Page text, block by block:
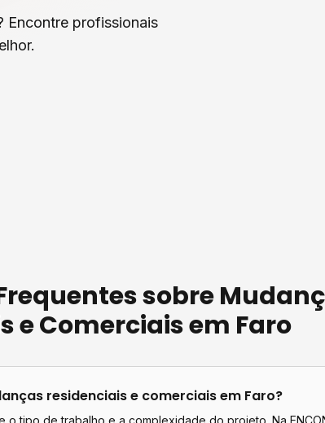
Encontre profissionais
sobre
e Comerciaisem Faro
residenciais e comerciaisem Faro?
o tipo de trabalho e a complexidade do projeto. Na